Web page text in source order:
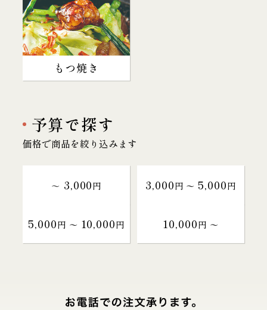
もつ焼き
予算で探す
価格で商品を絞り込みます
～ 3,000円 3,000円 〜 5,000円
5,000円 〜 10,000円 10,000円 〜